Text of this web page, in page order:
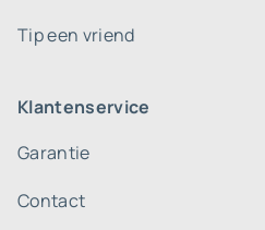
Tip een vriend
Klantenservice
Garantie
Contact